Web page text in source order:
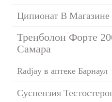
Ципионат В Магазине
Тренболон Форте
Самара
Radjay в аптеке Барнаул
Суспензия